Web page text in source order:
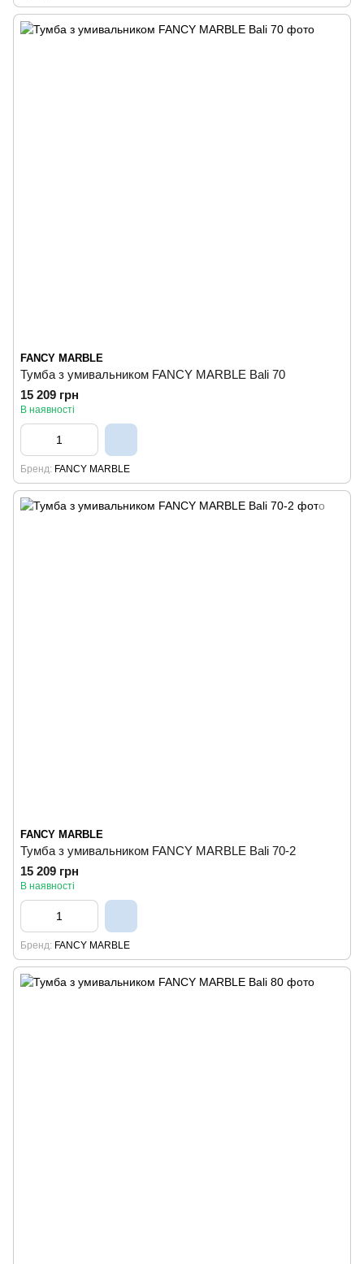
FANCY MARBLE
Тумба з умивальником FANCY MARBLE Bali 70
15 209 грн
В наявності
Бренд FANCY MARBLE
FANCY MARBLE
Тумба з умивальником FANCY MARBLE Bali 70-2
15 209 грн
В наявності
Бренд FANCY MARBLE